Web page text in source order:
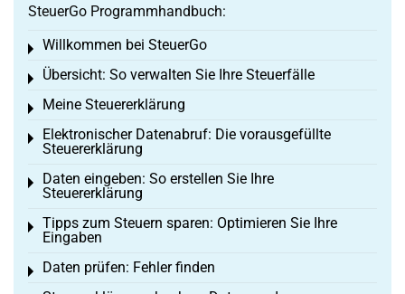
SteuerGo Programmhandbuch:
Willkommen bei SteuerGo
Toggle menu
Übersicht: So verwalten Sie Ihre Steuerfälle
Toggle menu
Meine Steuererklärung
Toggle menu
Elektronischer Datenabruf: Die vorausgefüllte
Steuererklärung
Toggle menu
Daten eingeben: So erstellen Sie Ihre
Steuererklärung
Toggle menu
Tipps zum Steuern sparen: Optimieren Sie Ihre
Eingaben
Toggle menu
Daten prüfen: Fehler finden
Toggle menu